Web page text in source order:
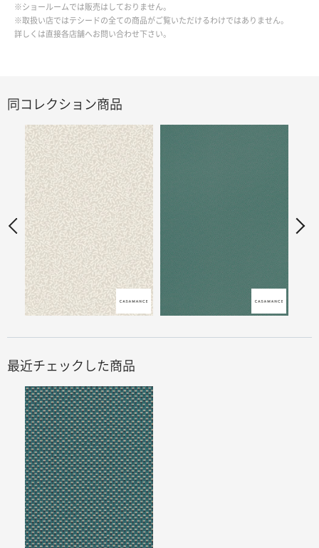
※ショールームでは販売はしておりません。
※取扱い店ではテシードの全ての商品がご覧いただけるわけではありません。
詳しくは直接各店舗へお問い合わせ下さい。
同コレクション商品
最近チェックした商品